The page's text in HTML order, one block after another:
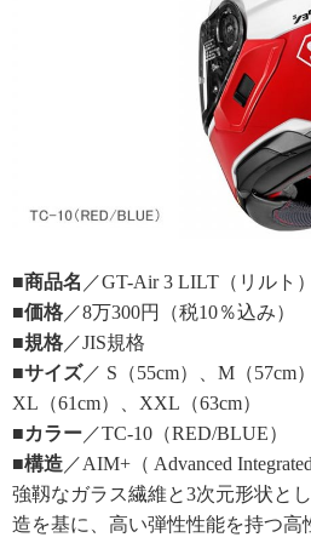
■商品名 ／GT-Air 3 LILT（リル
■価格 ／8万300円（税10％込み）
■規格 ／JIS規格
■サイズ／ S（55cm）、M（57cm
XL（61cm）、XXL（63cm）
■カラー ／TC-10（RED/BLUE）
■構造 ／AIM+（ Advanced
強靱なガラス繊維と3次元形状と
造を基に、高い弾性性能を持つ高